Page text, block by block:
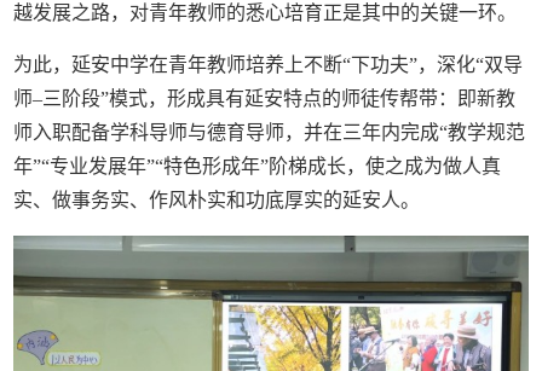
越发展之路，对青年教师的悉心培育正是其中的关键一环。
为此，延安中学在青年教师培养上不断“下功夫”，深化“双导
师–三阶段”模式，形成具有延安特点的师徒传帮带：即新教
师入职配备学科导师与德育导师，并在三年内完成“教学规范
年”“专业发展年”“特色形成年”阶梯成长，使之成为做人真
实、做事务实、作风朴实和功底厚实的延安人。